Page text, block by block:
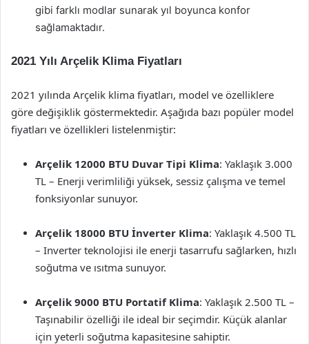
gibi farklı modlar sunarak yıl boyunca konfor
sağlamaktadır.
2021 Yılı Arçelik Klima Fiyatları
2021 yılında Arçelik klima fiyatları, model ve özelliklere
göre değişiklik göstermektedir. Aşağıda bazı popüler model
fiyatları ve özellikleri listelenmiştir:
Arçelik 12000 BTU Duvar Tipi Klima: Yaklaşık 3.000
TL – Enerji verimliliği yüksek, sessiz çalışma ve temel
fonksiyonlar sunuyor.
Arçelik 18000 BTU İnverter Klima: Yaklaşık 4.500 TL
– Inverter teknolojisi ile enerji tasarrufu sağlarken, hızlı
soğutma ve ısıtma sunuyor.
Arçelik 9000 BTU Portatif Klima: Yaklaşık 2.500 TL –
Taşınabilir özelliği ile ideal bir seçimdir. Küçük alanlar
için yeterli soğutma kapasitesine sahiptir.